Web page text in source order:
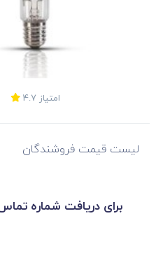
امتیاز 4.7
لیست قیمت فروشندگان
برای دریافت شماره